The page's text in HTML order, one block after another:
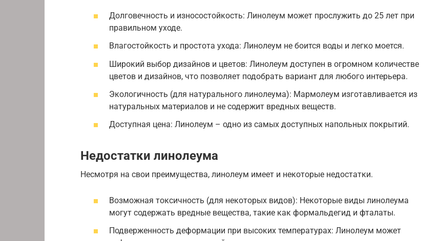
Долговечность и износостойкость: Линолеум может прослужить до 25 лет при
правильном уходе.
Влагостойкость и простота ухода: Линолеум не боится воды и легко моется.
Широкий выбор дизайнов и цветов: Линолеум доступен в огромном количестве
цветов и дизайнов, что позволяет подобрать вариант для любого интерьера.
Экологичность (для натурального линолеума): Мармолеум изготавливается из
натуральных материалов и не содержит вредных веществ.
Доступная цена: Линолеум – одно из самых доступных напольных покрытий.
Недостатки линолеума
Несмотря на свои преимущества, линолеум имеет и некоторые недостатки.
Возможная токсичность (для некоторых видов): Некоторые виды линолеума
могут содержать вредные вещества, такие как формальдегид и фталаты.
Подверженность деформации при высоких температурах: Линолеум может